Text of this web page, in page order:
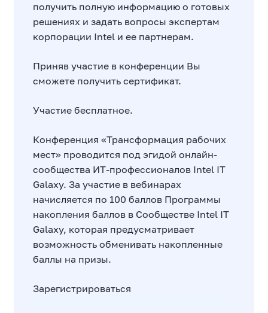
получить полную информацию о готовых
решениях и задать вопросы экспертам
корпорации Intel и ее партнерам.
Приняв участие в конференции Вы
сможете получить сертификат.
Участие бесплатное.
Конференция «Трансформация рабочих
мест» проводится под эгидой онлайн-
сообщества ИТ-профессионалов Intel IT
Galaxy. За участие в вебинарах
начисляется по 100 баллов Программы
накопления баллов в Сообществе Intel IT
Galaxy, которая предусматривает
возможность обменивать накопленные
баллы на призы.
Зарегистрироваться